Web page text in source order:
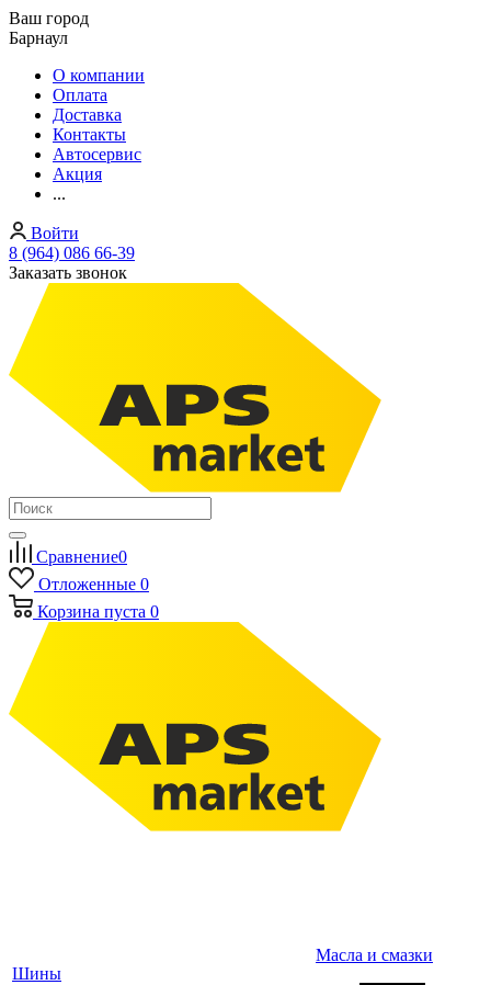
Ваш город
Барнаул
О компании
Оплата
Доставка
Контакты
Автосервис
Акция
...
Войти
8 (964) 086 66-39
Заказать звонок
Сравнение0
Отложенные 0
Корзина пуста 0
Шины
Масла и смазки